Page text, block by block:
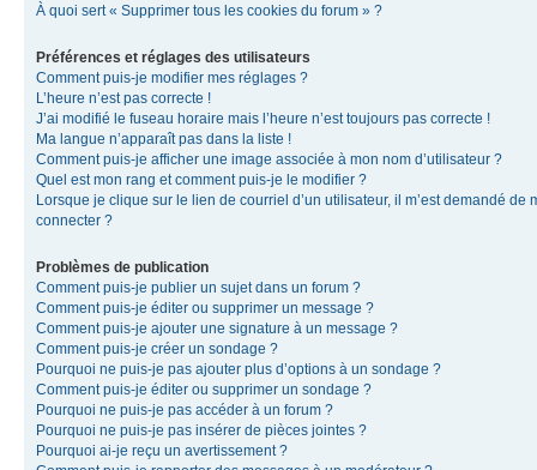
À quoi sert « Supprimer tous les cookies du forum » ?
Préférences et réglages des utilisateurs
Comment puis-je modifier mes réglages ?
L’heure n’est pas correcte !
J’ai modifié le fuseau horaire mais l’heure n’est toujours pas correcte !
Ma langue n’apparaît pas dans la liste !
Comment puis-je afficher une image associée à mon nom d’utilisateur ?
Quel est mon rang et comment puis-je le modifier ?
Lorsque je clique sur le lien de courriel d’un utilisateur, il m’est demandé de
connecter ?
Problèmes de publication
Comment puis-je publier un sujet dans un forum ?
Comment puis-je éditer ou supprimer un message ?
Comment puis-je ajouter une signature à un message ?
Comment puis-je créer un sondage ?
Pourquoi ne puis-je pas ajouter plus d’options à un sondage ?
Comment puis-je éditer ou supprimer un sondage ?
Pourquoi ne puis-je pas accéder à un forum ?
Pourquoi ne puis-je pas insérer de pièces jointes ?
Pourquoi ai-je reçu un avertissement ?